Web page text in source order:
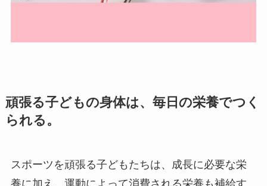
頑張る子どもの身体は、毎日の栄養でつく
られる。
スポーツを頑張る子どもたちは、成長に必要な栄